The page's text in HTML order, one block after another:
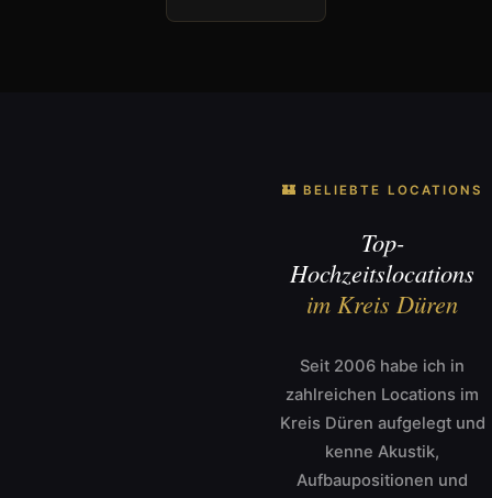
🏰 BELIEBTE LOCATIONS
Top-
Hochzeitslocations
im Kreis Düren
Seit 2006 habe ich in
zahlreichen Locations im
Kreis Düren aufgelegt und
kenne Akustik,
Aufbaupositionen und